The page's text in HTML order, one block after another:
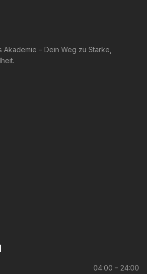
Akademie – Dein Weg zu Stärke,
04:00 – 24:00